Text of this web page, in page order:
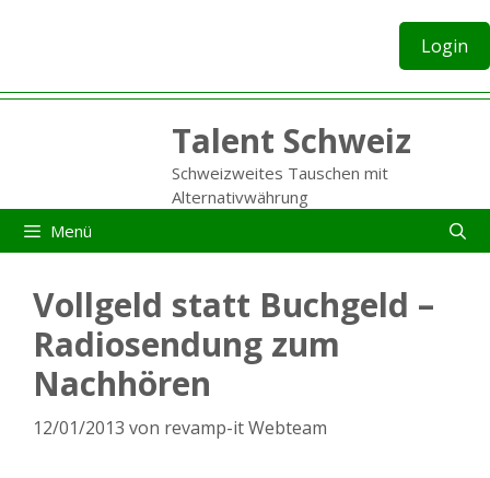
Login
Talent Schweiz
Schweizweites Tauschen mit
Alternativwährung
Menü
Vollgeld statt Buchgeld –
Radiosendung zum
Nachhören
12/01/2013 von revamp-it Webteam